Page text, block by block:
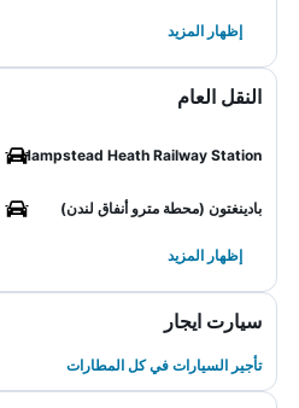
إظهار المزيد
النقل العام
Hampstead Heath Railway Station
بادينغتون (محطة مترو أنفاق لندن)
إظهار المزيد
سيارت ايجار
تأجير السيارات في كل المطارات